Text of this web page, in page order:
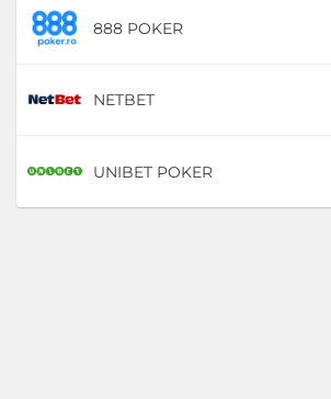
888 POKER
NETBET
UNIBET POKER